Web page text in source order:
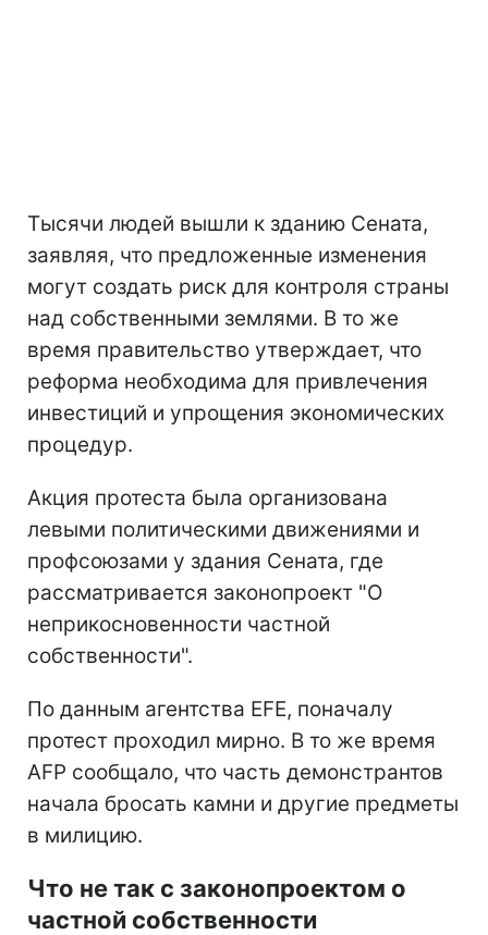
Тысячи людей вышли к зданию Сената,
заявляя, что предложенные изменения
могут создать риск для контроля страны
над собственными землями. В то же
время правительство утверждает, что
реформа необходима для привлечения
инвестиций и упрощения экономических
процедур.
Акция протеста была организована
левыми политическими движениями и
профсоюзами у здания Сената, где
рассматривается законопроект "О
неприкосновенности частной
собственности".
По данным агентства EFE, поначалу
протест проходил мирно. В то же время
AFP сообщало, что часть демонстрантов
начала бросать камни и другие предметы
в милицию.
Что не так с законопроектом о
частной собственности